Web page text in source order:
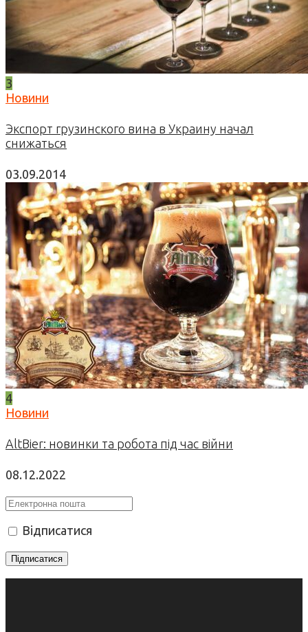
3
Новини
Экспорт грузинского вина в Украину начал
снижаться
03.09.2014
4
Новини
AltBier: новинки та робота під час війни
08.12.2022
Відписатися